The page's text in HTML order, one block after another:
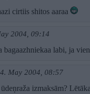
cirtiis shitos aaraa
2004, 09:14
bagaazhniekaa labi, ja
May 2004, 08:57
izmaksām?